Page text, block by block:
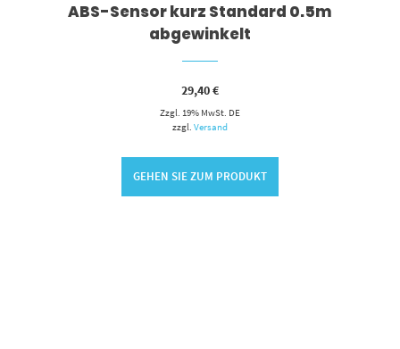
ABS-Sensor kurz Standard 0.5m
abgewinkelt
29,40€
Zzgl. 19% MwSt. DE
zzgl.Versand
GEHEN SIE ZUM PRODUKT